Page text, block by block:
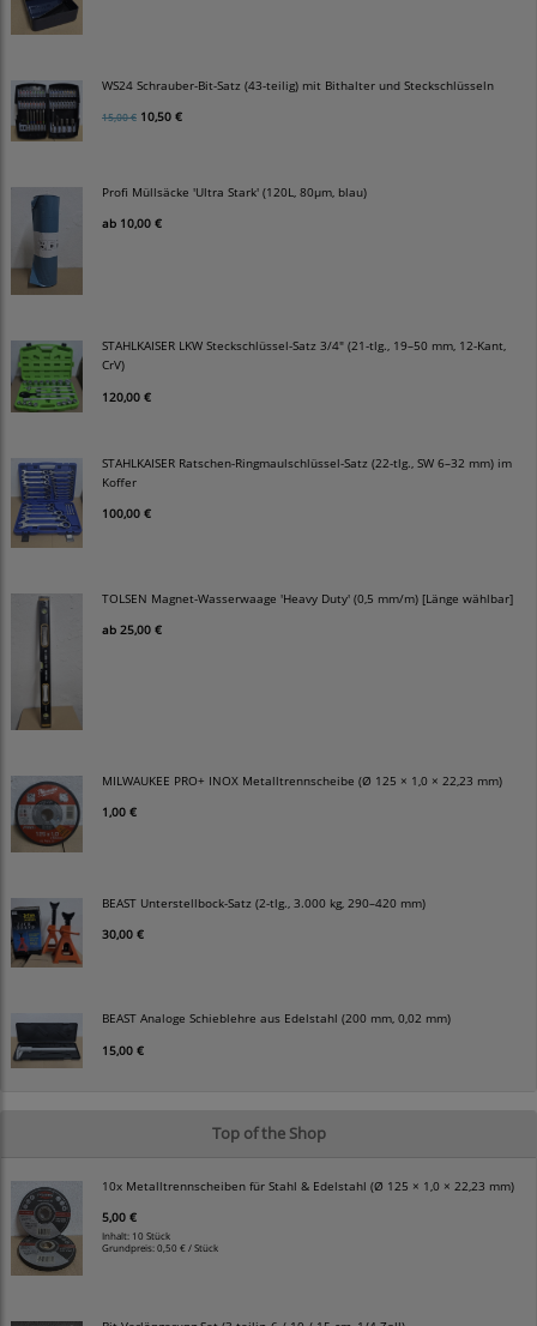
WS24 Schrauber-Bit-Satz (43-teilig) mit Bithalter und Steckschlüsseln
15,00 € 10,50 €
Profi Müllsäcke 'Ultra Stark' (120L, 80µm, blau)
ab 10,00 €
STAHLKAISER LKW Steckschlüssel-Satz 3/4" (21-tlg., 19–50 mm, 12-Kant,
CrV)
120,00 €
STAHLKAISER Ratschen-Ringmaulschlüssel-Satz (22-tlg., SW 6–32 mm) im
Koffer
100,00 €
TOLSEN Magnet-Wasserwaage 'Heavy Duty' (0,5 mm/m) [Länge wählbar]
ab 25,00 €
MILWAUKEE PRO+ INOX Metalltrennscheibe (Ø 125 × 1,0 × 22,23 mm)
1,00 €
BEAST Unterstellbock-Satz (2-tlg., 3.000 kg, 290–420 mm)
30,00 €
BEAST Analoge Schieblehre aus Edelstahl (200 mm, 0,02 mm)
15,00 €
Top of the Shop
10x Metalltrennscheiben für Stahl & Edelstahl (Ø 125 × 1,0 × 22,23 mm)
5,00 €
Inhalt: 10 Stück
Grundpreis:0,50 € / Stück